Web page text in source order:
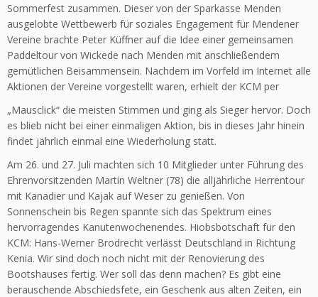
Sommerfest zusammen. Dieser von der Sparkasse Menden
ausgelobte Wettbewerb für soziales Engagement für Mendener
Vereine brachte Peter Küffner auf die Idee einer gemeinsamen
Paddeltour von Wickede nach Menden mit anschließendem
gemütlichen Beisammensein. Nachdem im Vorfeld im Internet alle
Aktionen der Vereine vorgestellt waren, erhielt der KCM per
„Mausclick“ die meisten Stimmen und ging als Sieger hervor. Doch
es blieb nicht bei einer einmaligen Aktion, bis in dieses Jahr hinein
findet jährlich einmal eine Wiederholung statt.
Am 26. und 27. Juli machten sich 10 Mitglieder unter Führung des
Ehrenvorsitzenden Martin Weltner (78) die alljährliche Herrentour
mit Kanadier und Kajak auf Weser zu genießen. Von
Sonnenschein bis Regen spannte sich das Spektrum eines
hervorragendes Kanutenwochenendes. Hiobsbotschaft für den
KCM: Hans-Werner Brodrecht verlässt Deutschland in Richtung
Kenia. Wir sind doch noch nicht mit der Renovierung des
Bootshauses fertig. Wer soll das denn machen? Es gibt eine
berauschende Abschiedsfete, ein Geschenk aus alten Zeiten, ein